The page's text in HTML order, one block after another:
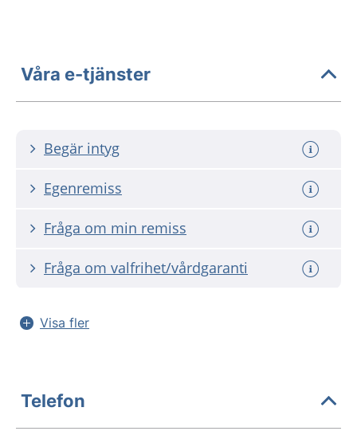
Våra e-tjänster
Begär intyg
Egenremiss
Fråga om min remiss
Fråga om valfrihet/vårdgaranti
Visa fler
Telefon